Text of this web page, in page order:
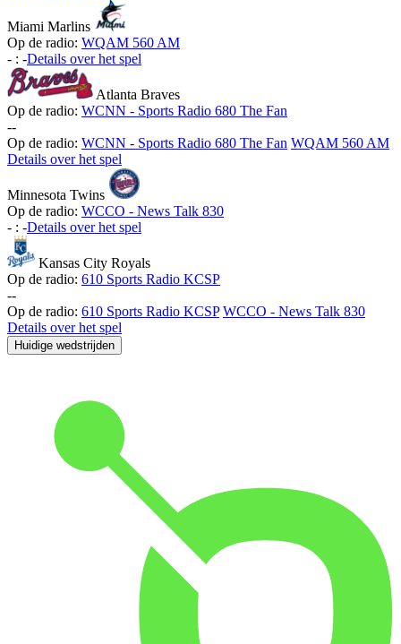
Miami Marlins
Op de radio: WQAM 560 AM
- : -Details over het spel
Atlanta Braves
Op de radio: WCNN - Sports Radio 680 The Fan
--
Op de radio: WCNN - Sports Radio 680 The Fan WQAM 560 AM
Details over het spel
Minnesota Twins
Op de radio: WCCO - News Talk 830
- : -Details over het spel
Kansas City Royals
Op de radio: 610 Sports Radio KCSP
--
Op de radio: 610 Sports Radio KCSP WCCO - News Talk 830
Details over het spel
Huidige wedstrijden